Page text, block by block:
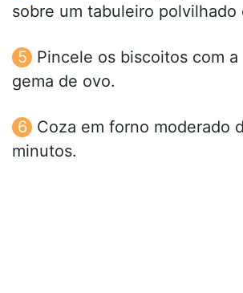
sobre um tabuleiro polvilhado
Pincele os biscoitos com
gema de ovo.
Coza em forno moderado
minutos.